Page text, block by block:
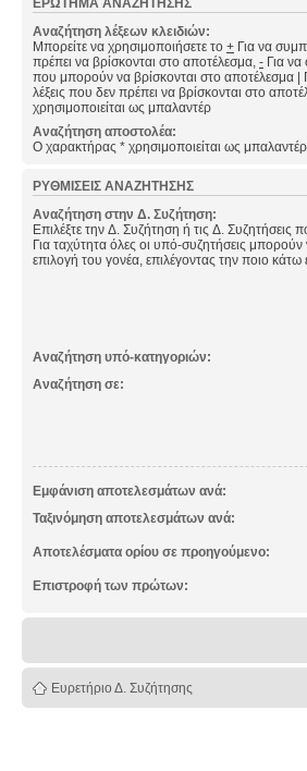
ΕΡΏΤΗΜΑ ΑΝΑΖΉΤΗΣΗΣ
Αναζήτηση λέξεων κλειδιών:
Μπορείτε να χρησιμοποιήσετε το + Για να
πρέπει να βρίσκονται στο αποτέλεσμα, - Για να
που μπορούν να βρίσκονται στο αποτέλεσμα |
λέξεις που δεν πρέπει να βρίσκονται στο
χρησιμοποιείται ως μπαλαντέρ
Αναζήτηση αποστολέα:
Ο χαρακτήρας * χρησιμοποιείται ως μπαλαντέρ
ΡΥΘΜΊΣΕΙΣ ΑΝΑΖΉΤΗΣΗΣ
Αναζήτηση στην Δ. Συζήτηση:
Επιλέξτε την Δ. Συζήτηση ή τις Δ. Συζητήσεις
Για ταχύτητα όλες οι υπό-συζητήσεις
επιλογή του γονέα, επιλέγοντας την ποιο κάτω
Αναζήτηση υπό-κατηγοριών:
Αναζήτηση σε:
Εμφάνιση αποτελεσμάτων ανά:
Ταξινόμηση αποτελεσμάτων ανά:
Αποτελέσματα ορίου σε προηγούμενο:
Επιστροφή των πρώτων:
Ευρετήριο Δ. Συζήτησης